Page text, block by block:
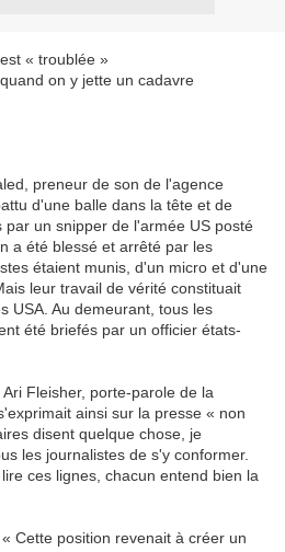
« troublée »
on y jette un cadavre
preneur de son de l'agence
d'une balle dans la tête et de
un snipper de l'armée US posté
a été blessé et arrêté par les
étaient munis, d'un micro et d'une
leur travail de vérité constituait
USA. Au demeurant, tous les
été briefés par un officier états-
Fleisher, porte-parole de la
ainsi sur la presse « non
disent quelque chose, je
les journalistes de s'y conformer.
ces lignes, chacun entend bien la
Cette position revenait à créer un